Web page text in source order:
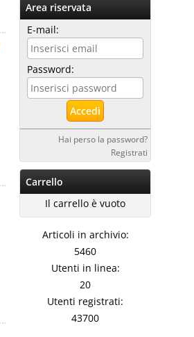
Area riservata
E-mail:
Password:
Hai perso la password?
Registrati
Carrello
Il carrello è vuoto
Articoli in archivio:
5460
Utenti in linea:
20
Utenti registrati:
43700